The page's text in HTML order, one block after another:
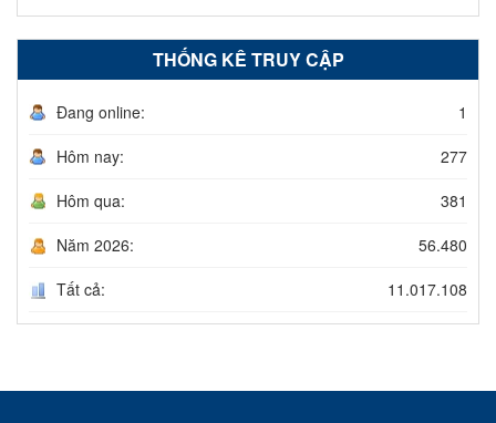
THỐNG KÊ TRUY CẬP
Đang online:
1
Hôm nay:
277
Hôm qua:
381
Năm 2026:
56.480
Tất cả:
11.017.108